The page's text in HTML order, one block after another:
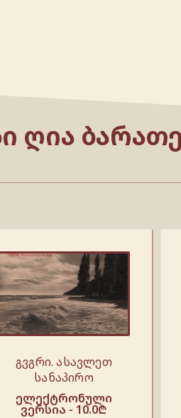
ᲦᲘᲐ
გვგრი. ასავლეთ
სანაპირო
ელექტრონული
ვერსია - 10.0₾